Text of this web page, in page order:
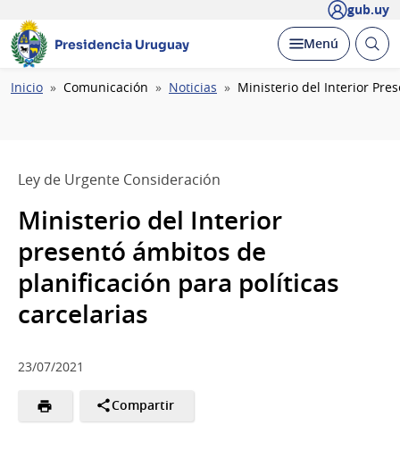
gub.uy
Presidencia Uruguay Desplegar
Menú Abrir
Ruta
Inicio Comunicación Noticias Ministerio del Interior
Ley de Urgente Consideración
Ministerio del Interior
presentó ámbitos de
planificación para políticas
carcelarias
23/07/2021
Compartir